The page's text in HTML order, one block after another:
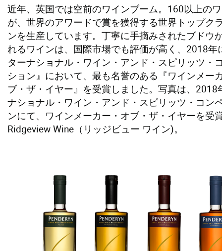
近年、英国では空前のワインブーム。160以上の
が、世界のアワードで賞を獲得する世界トップク
ンを生産しています。丁寧に手摘みされたブドウ
れるワインは、国際市場でも評価が高く、2018年
ターナショナル・ワイン・アンド・スピリッツ・
ション』において、最も名誉のある『ワインメー
ブ・ザ・イヤー』を受賞しました。写真は、2018
ナショナル・ワイン・アンド・スピリッツ・コン
ンにて、ワインメーカー・オブ・ザ・イヤーを受
Ridgeview Wine（リッジビュー ワイン)。